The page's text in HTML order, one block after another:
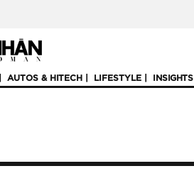
AUTOS & HITECH LIFESTYLE INSIGHTS